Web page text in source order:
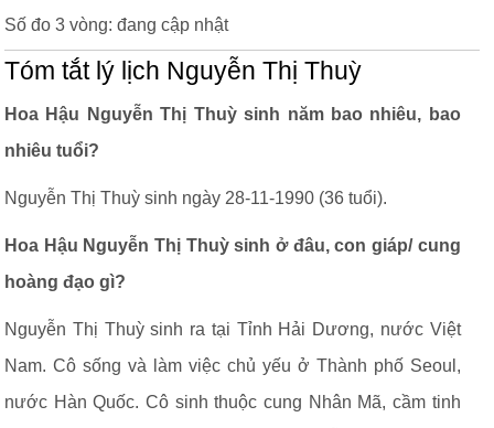
Số đo 3 vòng: đang cập nhật
Tóm tắt lý lịch Nguyễn Thị Thuỳ
Hoa Hậu Nguyễn Thị Thuỳ sinh năm bao nhiêu, bao
nhiêu tuổi?
Nguyễn Thị Thuỳ sinh ngày 28-11-1990 (36 tuổi).
Hoa Hậu Nguyễn Thị Thuỳ sinh ở đâu, con giáp/ cung
hoàng đạo gì?
Nguyễn Thị Thuỳ sinh ra tại Tỉnh Hải Dương, nước Việt
Nam. Cô sống và làm việc chủ yếu ở Thành phố Seoul,
nước Hàn Quốc. Cô sinh thuộc cung Nhân Mã, cầm tinh